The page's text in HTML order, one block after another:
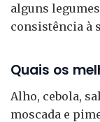
alguns
consistência à
Quais os
Alho, cebola,
moscada e